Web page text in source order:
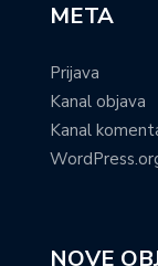
META
Prijava
Kanal objava
Kanal
NOVE